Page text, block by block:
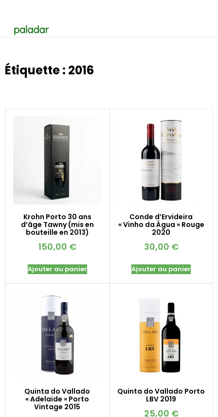
Étiquette : 2016
Krohn Porto 30 ans
d’âge Tawny (mis en
bouteille en 2013)
150,00 €
Ajouter au panier
Conde d’Ervideira
« Vinho da Água » Rouge
2020
30,00 €
Ajouter au panier
Quinta do Vallado
« Adelaide » Porto
Vintage 2015
Quinta do Vallado Porto
LBV 2019
25,00 €